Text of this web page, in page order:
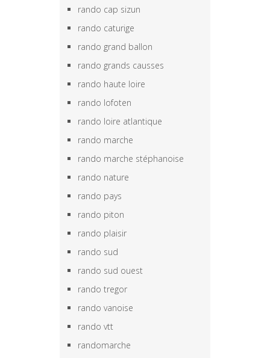
rando cap sizun
rando caturige
rando grand ballon
rando grands causses
rando haute loire
rando lofoten
rando loire atlantique
rando marche
rando marche stéphanoise
rando nature
rando pays
rando piton
rando plaisir
rando sud
rando sud ouest
rando tregor
rando vanoise
rando vtt
randomarche